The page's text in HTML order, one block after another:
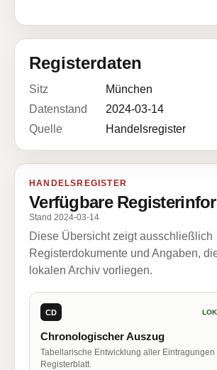
Registerdaten
Sitz
München
Datenstand
2024-03-14
Quelle
Handelsregister
HANDELSREGISTER
Verfügbare
Stand 2024-03-14
Diese Übersicht zeigt ausschließlich
Registerdokumente und Angaben,
lokalen Archiv vorliegen.
CD
Chronologischer Auszug
Tabellarische Entwicklung aller Eintragungen
Registerblatt.